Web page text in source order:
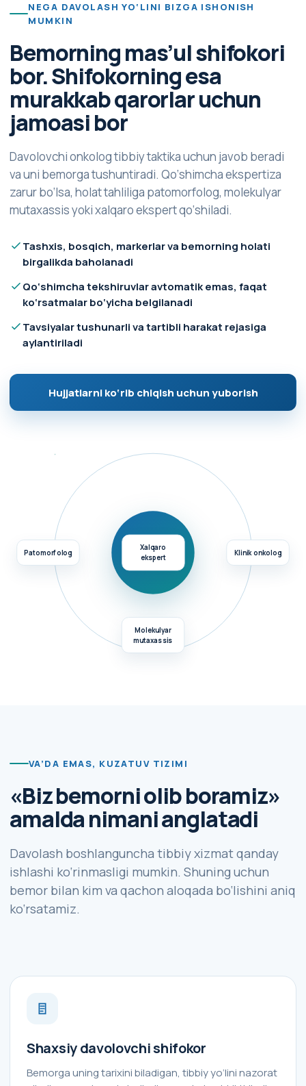
Yagona
klinik
qaror
Klinik onkolog
Molekulyar
mutaxassis
Patomorfolog
Xalqaro
ekspert
NEGA DAVOLASH YO‘LINI BIZGA ISHONISH
MUMKIN
Bemorning mas’ul shifokori
bor. Shifokorning esa
murakkab qarorlar uchun
jamoasi bor
Davolovchi onkolog tibbiy taktika uchun javob beradi
va uni bemorga tushuntiradi. Qo‘shimcha ekspertiza
zarur bo‘lsa, holat tahliliga patomorfolog, molekulyar
mutaxassis yoki xalqaro ekspert qo‘shiladi.
Tashxis, bosqich, markerlar va bemorning holati
birgalikda baholanadi
Qo‘shimcha tekshiruvlar avtomatik emas, faqat
ko‘rsatmalar bo‘yicha belgilanadi
Tavsiyalar tushunarli va tartibli harakat rejasiga
aylantiriladi
Hujjatlarni ko‘rib chiqish uchun yuborish
VA’DA EMAS, KUZATUV TIZIMI
«Biz bemorni olib boramiz»
amalda nimani anglatadi
Davolash boshlanguncha tibbiy xizmat qanday
ishlashi ko‘rinmasligi mumkin. Shuning uchun
bemor bilan kim va qachon aloqada bo‘lishini aniq
ko‘rsatamiz.
Shaxsiy davolovchi shifokor
Bemorga uning tarixini biladigan, tibbiy yo‘lini nazorat